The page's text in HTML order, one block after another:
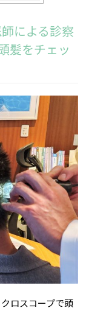
による診察
髪をチェッ
ロスコープで頭